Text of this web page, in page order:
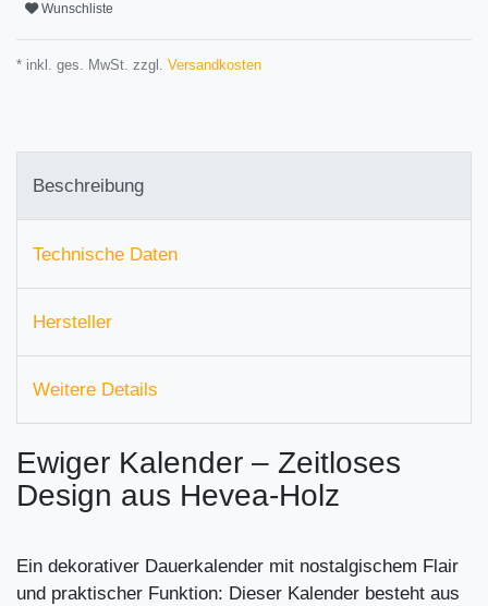
Wunschliste
* inkl. ges. MwSt. zzgl. Versandkosten
Beschreibung
Technische Daten
Hersteller
Weitere Details
Ewiger Kalender – Zeitloses
Design aus Hevea-Holz
Ein dekorativer Dauerkalender mit nostalgischem Flair
und praktischer Funktion: Dieser Kalender besteht aus